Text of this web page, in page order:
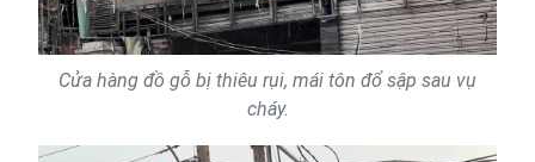
Cửa hàng đồ gỗ bị thiêu rụi, mái tôn đổ sập sau vụ
cháy.